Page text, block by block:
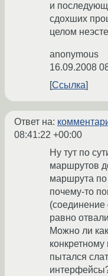
и
сдохших
целом
anonymous
16.09.2008
Ссылка
Ответ на:
08:41:22 +00:00
Ну тут по
маршрутов
маршрута
почему-то
(соединение
равно
Можно ли
пытался